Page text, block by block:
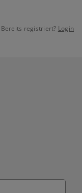
Bereits registriert? Login